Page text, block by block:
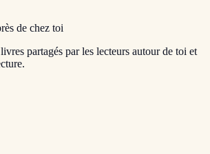
de chez toi
partagés par les lecteurs autour de toi et